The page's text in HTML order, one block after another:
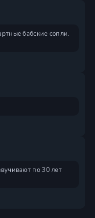
по 30 лет